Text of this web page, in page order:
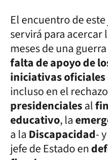
El encuentro de
servirá para acercar
meses de una
falta de apoyo de
iniciativas oficiales
incluso en el
presidencialesal
educativo, la
a laDiscapacidad-
jefe de Estado en